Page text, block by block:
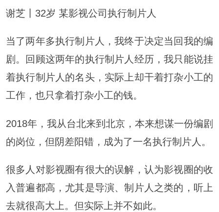
谢芝丨32岁 某影视公司执行制片人
当了两年多执行制片人，我终于决定当回我的编
剧。回顾这两年的执行制片人经历，我只能说挂
着执行制片人的名头，实际上却干着打杂小工的
工作，也只拿着打杂小工的钱。
2018年，我从台北来到北京，本来想谋一份编剧
的岗位，但阴差阳错，成为了一名执行制片人。
很多人对影视圈有很大的误解，认为影视圈的收
入普遍都高，尤其是导演、制片人之类的，听上
去就很高大上。但实际上并不如此。